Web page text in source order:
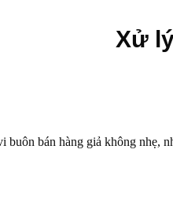
Xử
bán hàng giả không nhẹ,